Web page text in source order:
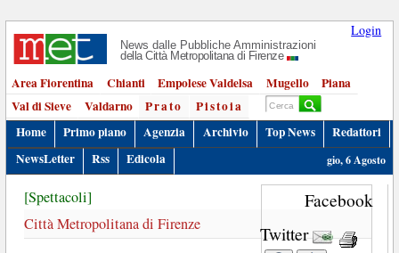
Login
News dalle Pubbliche Amministrazioni
della Città Metropolitana di Firenze
Area Fiorentina Chianti Empolese Valdelsa Mugello
Piana
Val di Sieve
Valdarno Prato
Pistoia
Home
Primo piano Agenzia Archivio Top News
Redattori
NewsLetter
Rss Edicola gio, 6 Agosto
Facebook
Twitter
[Spettacoli]
Città Metropolitana di Firenze